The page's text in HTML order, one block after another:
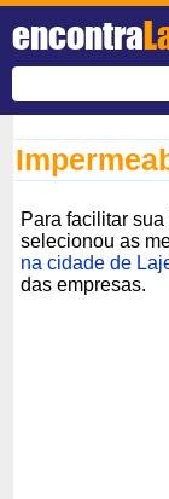
encontra
Para facilitar
selecionou as
na cidade de
das empresas.